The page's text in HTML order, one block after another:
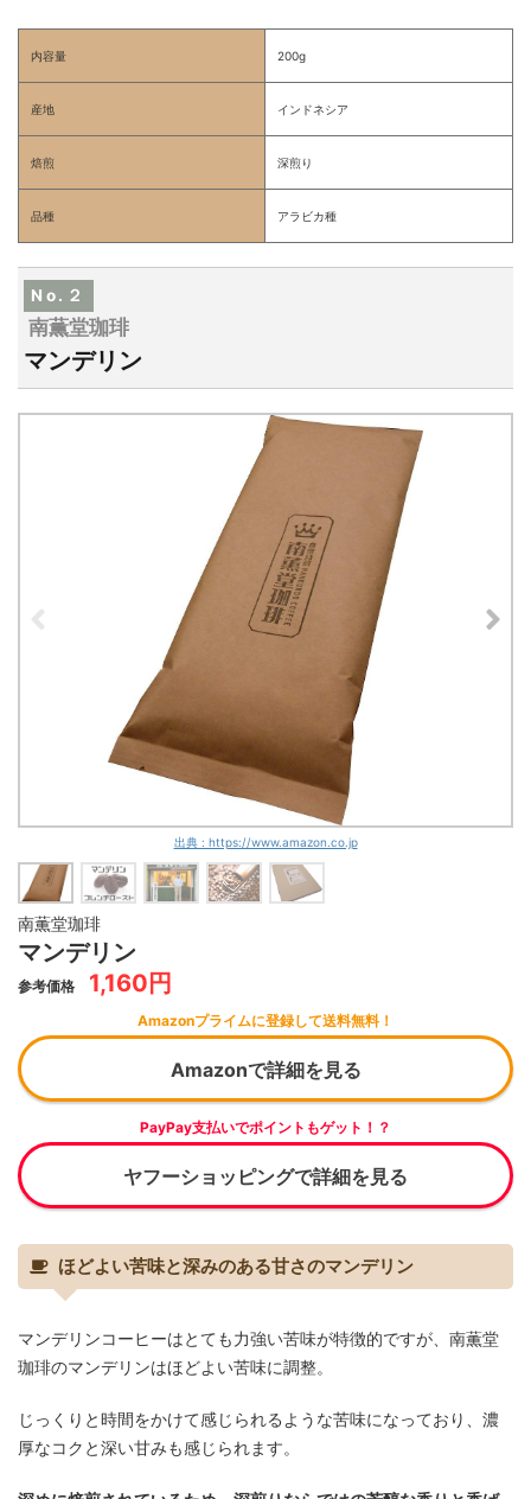
内容量 200g
産地 インドネシア
焙煎 深煎り
品種 アラビカ種
No.２
南薫堂珈琲
マンデリン
出典 : https://www.amazon.co.jp
南薫堂珈琲
マンデリン
参考価格 1,160円
Amazonプライムに登録して送料無料！
Amazonで詳細を見る
PayPay支払いでポイントもゲット！？
ヤフーショッピングで詳細を見る
ほどよい苦味と深みのある甘さのマンデリン
マンデリンコーヒーはとても力強い苦味が特徴的ですが、南薫堂
珈琲のマンデリンはほどよい苦味に調整。
じっくりと時間をかけて感じられるような苦味になっており、濃
厚なコクと深い甘みも感じられます。